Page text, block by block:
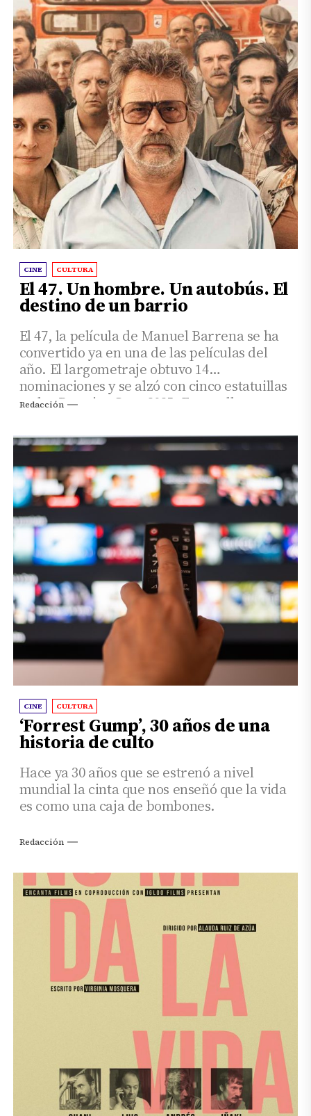
CINE CULTURA
El 47. Un hombre. Un autobús. El
destino de un barrio
El 47, la película de Manuel Barrena se ha
convertido ya en una de las películas del
año. El largometraje obtuvo 14
nominaciones y se alzó con cinco estatuillas
en los Premios Goya 2025. Entre ellos,
Película, que compartió con La Infiltrada.
Redacción
CINE CULTURA
‘Forrest Gump’, 30 años de una
historia de culto
Hace ya 30 años que se estrenó a nivel
mundial la cinta que nos enseñó que la vida
es como una caja de bombones.
Redacción